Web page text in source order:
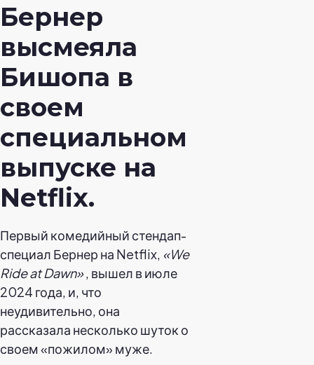
Бернер
высмеяла
Бишопа в
своем
специальном
выпуске на
Netflix.
Первый комедийный стендап-
специал Бернер на Netflix, «We
Ride at Dawn», вышел в июле
2024 года, и, что
неудивительно, она
рассказала несколько шуток о
своем «пожилом» муже.